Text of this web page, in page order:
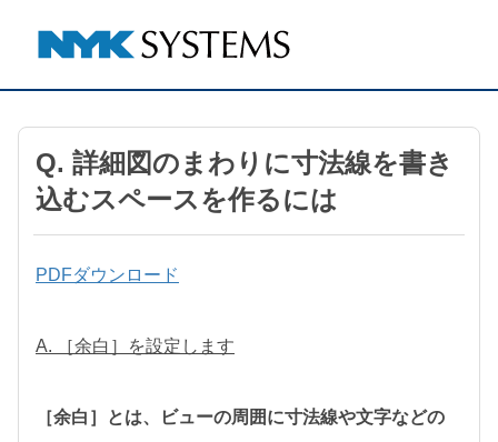
Q. 詳細図のまわりに寸法線を書き
込むスペースを作るには
PDFダウンロード
A. ［余白］を設定します
［余白］とは、ビューの周囲に寸法線や文字などの